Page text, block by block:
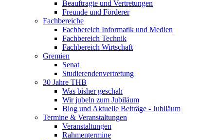
Beauftragte und Vertretungen
Freunde und Förderer
Fachbereiche
Fachbereich Informatik und Medien
Fachbereich Technik
Fachbereich Wirtschaft
Gremien
Senat
Studierendenvertretung
30 Jahre THB
Was bisher geschah
Wir jubeln zum Jubiläum
Blog und Aktuelle Beiträge - Jubiläum
Termine & Veranstaltungen
Veranstaltungen
Rahmentermine